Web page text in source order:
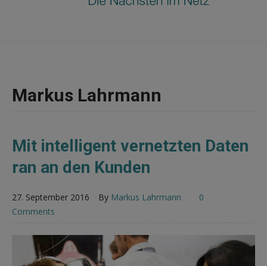
Markus Lahrmann
Mit intelligent vernetzten Daten
ran an den Kunden
27. September 2016 By Markus Lahrmann
0
Comments